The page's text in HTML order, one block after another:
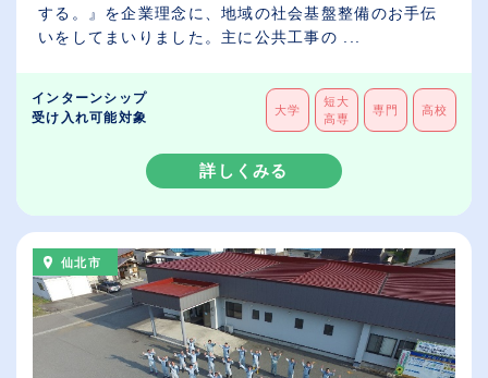
する。』を企業理念に、地域の社会基盤整備のお手伝
いをしてまいりました。主に公共工事の ...
インターンシップ
受け入れ可能対象
大学
短大
高専
専門 高校
詳しくみる
仙北市